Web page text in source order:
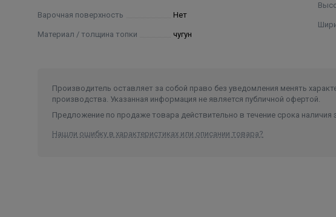
Варочная поверхность Нет
Материал / толщина топки чугун
Производитель оставляет за собой право без уведомления менять
производства. Указанная информация не является публичной офертой.
Предложение по продаже товара действительно в течение срока наличия
Нашли ошибку в характеристиках или описании товара?